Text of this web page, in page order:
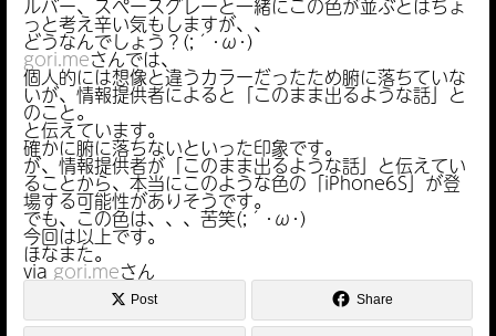
ルバー、スペースグレーと一緒にこの色が並ぶとはちょ
っと考え辛い気もしますが、、
どうなんでしょう？(;´･ω･)
gori.meさんでは、
個人的には想像と違うカラーだったため腑に落ちていな
いが、情報提供者によると「このまま出るような話」と
のこと。
と伝えています。
確かに腑に落ちないといった印象です。
が、情報提供者が「このまま出るような話」と伝えてい
ることから、本当にこのような色の「iPhone6S」が登
場する可能性がありそうです。
でも、この色は、、、苦笑(;´･ω･)
今回は以上です。
ほなまた。
viagori.meさん
Post Share
iPhone6S
ピンク
本物？